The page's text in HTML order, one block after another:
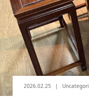
2026.02.25